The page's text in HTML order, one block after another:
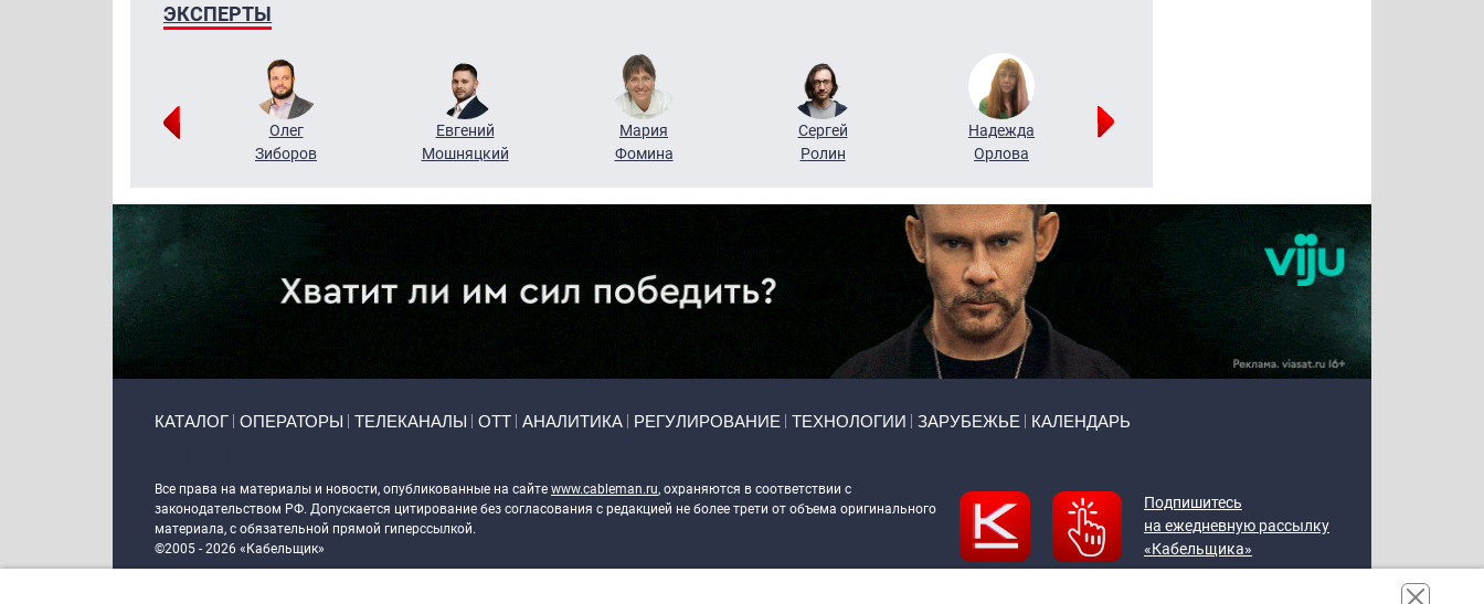
ЭКСПЕРТЫ
Олег
Зиборов
Евгений
Мошняцкий
Мария
Фомина
Сергей
Ролин
Надежда
Орлова
КАТАЛОГ ОПЕРАТОРЫ ТЕЛЕКАНАЛЫ ОТТ АНАЛИТИКА РЕГУЛИРОВАНИЕ ТЕХНОЛОГИИ ЗАРУБЕЖЬЕ КАЛЕНДАРЬ
Все права на материалы и новости, опубликованные на сайте www.cableman.ru, охраняются в соответствии с
законодательством РФ. Допускается цитирование без согласования с редакцией не более трети от объема оригинального
материала, с обязательной прямой гиперссылкой.
©2005 - 2026 «Кабельщик»
Подпишитесь
на ежедневную рассылку
«Кабельщика»